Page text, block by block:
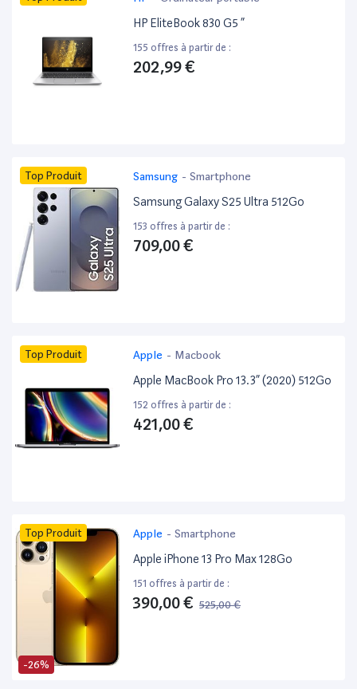
HP EliteBook 830 G5 ”
155 offres à partir de :
202,99 €
Top Produit Samsung - Smartphone
Samsung Galaxy S25 Ultra 512Go
153 offres à partir de :
709,00 €
Top Produit Apple - Macbook
Apple MacBook Pro 13.3” (2020) 512Go
152 offres à partir de :
421,00 €
-26%
Top Produit Apple - Smartphone
Apple iPhone 13 Pro Max 128Go
151 offres à partir de :
390,00 € 525,00 €